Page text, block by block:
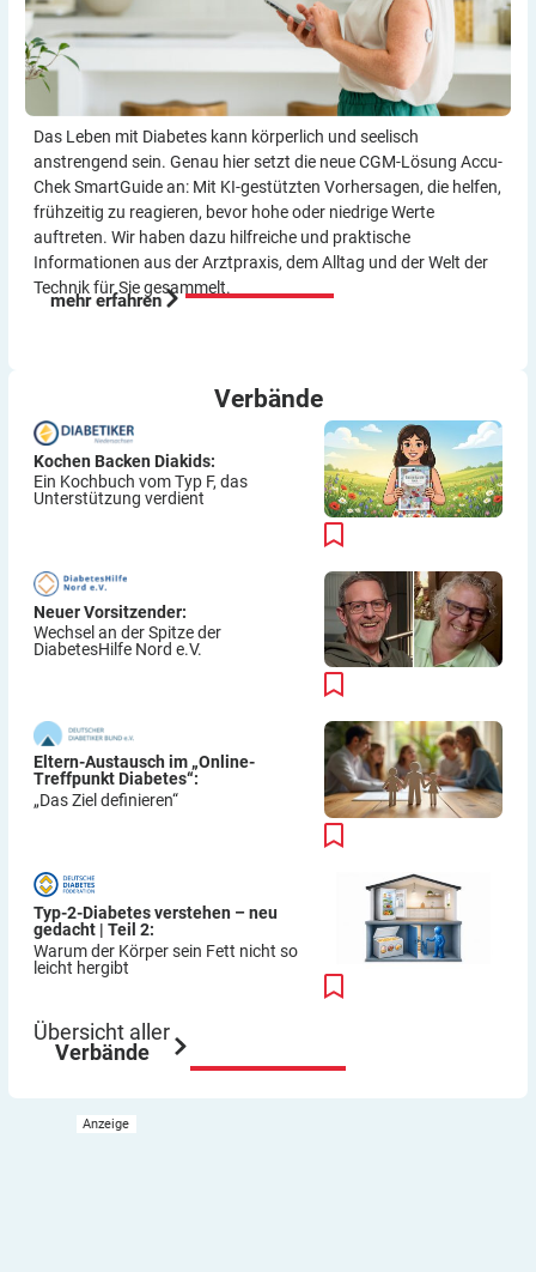
Das Leben mit Diabetes kann körperlich und seelisch
anstrengend sein. Genau hier setzt die neue CGM-Lösung Accu-
Chek SmartGuide an: Mit KI-gestützten Vorher­sagen, die helfen,
frühzeitig zu reagieren, bevor hohe oder niedrige Werte
auftreten. Wir haben dazu hilf­reiche und praktische
Informationen aus der Arzt­praxis, dem Alltag und der Welt der
Technik für Sie gesammelt.
mehr erfahren
Verbände
Kochen Backen Diakids:
Ein Kochbuch vom Typ F, das
Unterstützung verdient
Neuer Vorsitzender:
Wechsel an der Spitze der
DiabetesHilfe Nord e.V.
Eltern-Austausch im „Online-
Treffpunkt Diabetes“:
„Das Ziel definieren“
Typ-2-Diabetes verstehen – neu
gedacht | Teil 2:
Warum der Körper sein Fett nicht so
leicht hergibt
Übersicht aller
Verbände